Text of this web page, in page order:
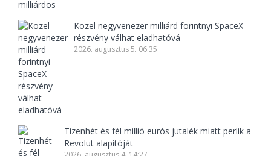
Közel negyvenezer milliárd forintnyi SpaceX-
részvény válhat eladhatóvá
2026. augusztus 5. 06:35
Tizenhét és fél millió eurós jutalék miatt perlik a
Revolut alapítóját